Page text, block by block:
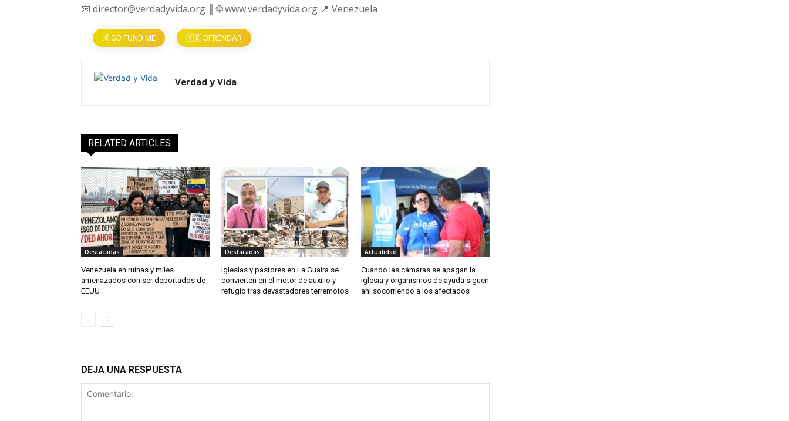
📧 director@verdadyvida.org ║ 🌐 www.verdadyvida.org 📍 Venezuela
💰 GO FUND ME 🇻🇪 OFRENDAR
Verdad y Vida
RELATED ARTICLES
Destacadas
Venezuela en ruinas y miles
amenazados con ser deportados de
EEUU
Destacadas
Iglesias y pastores en La Guaira se
convierten en el motor de auxilio y
refugio tras devastadores terremotos
Actualidad
Cuando las cámaras se apagan la
iglesia y organismos de ayuda siguen
ahí socorriendo a los afectados
DEJA UNA RESPUESTA